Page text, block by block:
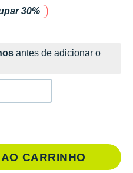
30%
pela marca
antes de adicionar o
CARRINHO